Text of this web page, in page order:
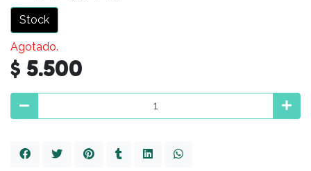
Stock
Agotado.
$ 5.500